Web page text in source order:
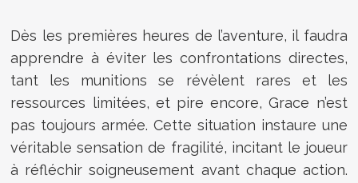
Dès les premières heures de l’aventure, il faudra
apprendre à éviter les confrontations directes,
tant les munitions se révèlent rares et les
ressources limitées, et pire encore, Grace n’est
pas toujours armée. Cette situation instaure une
véritable sensation de fragilité, incitant le joueur
à réfléchir soigneusement avant chaque action.